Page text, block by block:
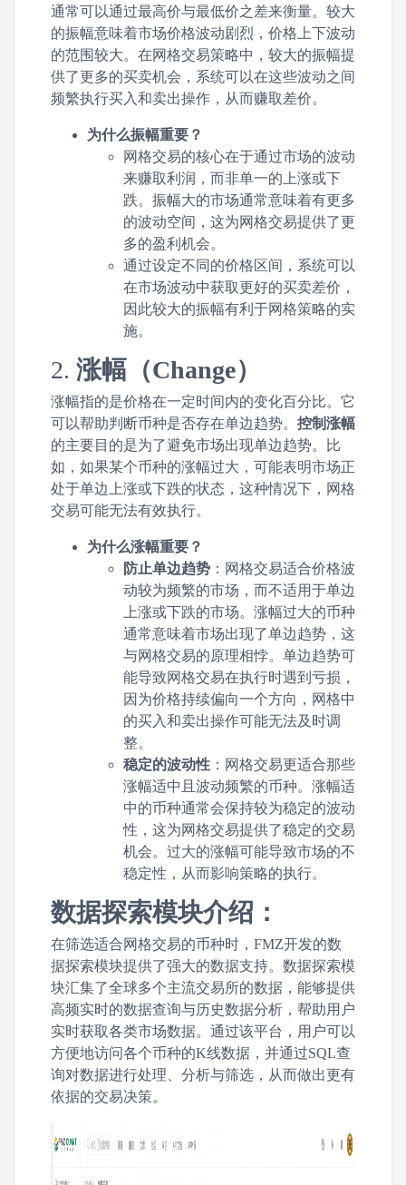
通常可以通过最高价与最低价之差来衡量。较大
的振幅意味着市场价格波动剧烈，价格上下波动
的范围较大。在网格交易策略中，较大的振幅提
供了更多的买卖机会，系统可以在这些波动之间
频繁执行买入和卖出操作，从而赚取差价。
为什么振幅重要？
网格交易的核心在于通过市场的波动
来赚取利润，而非单一的上涨或下
跌。振幅大的市场通常意味着有更多
的波动空间，这为网格交易提供了更
多的盈利机会。
通过设定不同的价格区间，系统可以
在市场波动中获取更好的买卖差价，
因此较大的振幅有利于网格策略的实
施。
2. 涨幅（Change）
涨幅指的是价格在一定时间内的变化百分比。它
可以帮助判断币种是否存在单边趋势。 控制涨幅
的主要目的是为了避免市场出现单边趋势。比
如，如果某个币种的涨幅过大，可能表明市场正
处于单边上涨或下跌的状态，这种情况下，网格
交易可能无法有效执行。
为什么涨幅重要？
防止单边趋势 ：网格交易适合价格波
动较为频繁的市场，而不适用于单边
上涨或下跌的市场。涨幅过大的币种
通常意味着市场出现了单边趋势，这
与网格交易的原理相悖。单边趋势可
能导致网格交易在执行时遇到亏损，
因为价格持续偏向一个方向，网格中
的买入和卖出操作可能无法及时调
整。
稳定的波动性 ：网格交易更适合那些
涨幅适中且波动频繁的币种。涨幅适
中的币种通常会保持较为稳定的波动
性，这为网格交易提供了稳定的交易
机会。过大的涨幅可能导致市场的不
稳定性，从而影响策略的执行。
数据探索模块介绍：
在筛选适合网格交易的币种时，FMZ开发的数
据探索模块提供了强大的数据支持。数据探索模
块汇集了全球多个主流交易所的数据，能够提供
高频实时的数据查询与历史数据分析，帮助用户
实时获取各类市场数据。通过该平台，用户可以
方便地访问各个币种的K线数据，并通过SQL查
询对数据进行处理、分析与筛选，从而做出更有
依据的交易决策。